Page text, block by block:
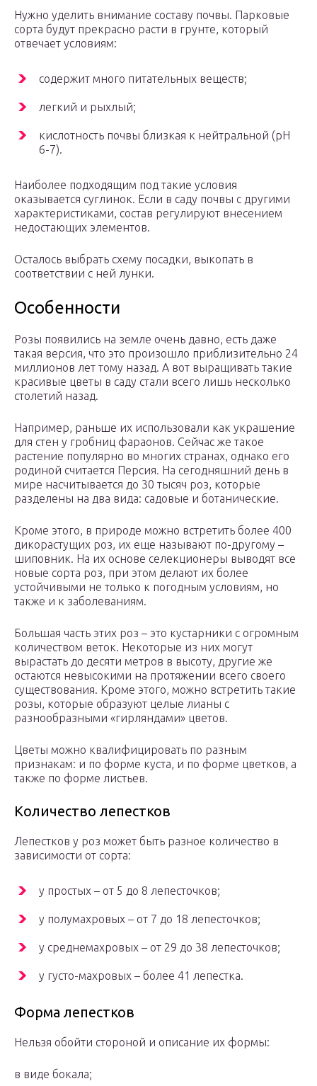
Нужно уделить внимание составу почвы. Парковые
сорта будут прекрасно расти в грунте, который
отвечает условиям:
содержит много питательных веществ;
легкий и рыхлый;
кислотность почвы близкая к нейтральной (pH
6-7).
Наиболее подходящим под такие условия
оказывается суглинок. Если в саду почвы с другими
характеристиками, состав регулируют внесением
недостающих элементов.
Осталось выбрать схему посадки, выкопать в
соответствии с ней лунки.
Особенности
Розы появились на земле очень давно, есть даже
такая версия, что это произошло приблизительно 24
миллионов лет тому назад. А вот выращивать такие
красивые цветы в саду стали всего лишь несколько
столетий назад.
Например, раньше их использовали как украшение
для стен у гробниц фараонов. Сейчас же такое
растение популярно во многих странах, однако его
родиной считается Персия. На сегодняшний день в
мире насчитывается до 30 тысяч роз, которые
разделены на два вида: садовые и ботанические.
Кроме этого, в природе можно встретить более 400
дикорастущих роз, их еще называют по-другому –
шиповник. На их основе селекционеры выводят все
новые сорта роз, при этом делают их более
устойчивыми не только к погодным условиям, но
также и к заболеваниям.
Большая часть этих роз – это кустарники с огромным
количеством веток. Некоторые из них могут
вырастать до десяти метров в высоту, другие же
остаются невысокими на протяжении всего своего
существования. Кроме этого, можно встретить такие
розы, которые образуют целые лианы с
разнообразными «гирляндами» цветов.
Цветы можно квалифицировать по разным
признакам: и по форме куста, и по форме цветков, а
также по форме листьев.
Количество лепестков
Лепестков у роз может быть разное количество в
зависимости от сорта:
у простых – от 5 до 8 лепесточков;
у полумахровых – от 7 до 18 лепесточков;
у среднемахровых – от 29 до 38 лепесточков;
у густо-махровых – более 41 лепестка.
Форма лепестков
Нельзя обойти стороной и описание их формы:
в виде бокала;